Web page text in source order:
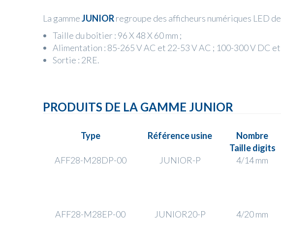
La gammeJUNIORregroupe des afficheurs numériques LED
Taille du boîtier : 96 X 48 X 60 mm ;
Alimentation : 85-265 V AC ​et 22-53 V AC ; 100-300 V DC
​Sortie : 2RE.
PRODUITS DE LA GAMME JUNIOR
Type Référence usine
Nombre
Taille digits
AFF28-M28DP-00 JUNIOR-P 4/14 mm
AFF28-M28EP-00
JUNIOR20-P 4/20 mm